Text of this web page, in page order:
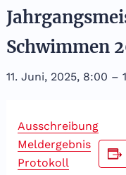
Schwimmen
11. Juni, 2025, 8:00 –
Ausschreibung
Meldergebnis
Protokoll